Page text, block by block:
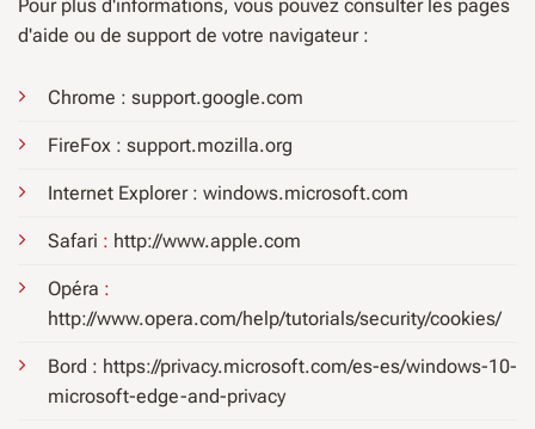
Pour plus d'informations, vous pouvez consulter les pages
d'aide ou de support de votre navigateur :
Chrome : support.google.com
FireFox : support.mozilla.org
Internet Explorer : windows.microsoft.com
Safari : http://www.apple.com
Opéra :
http://www.opera.com/help/tutorials/security/cookies/
Bord : https://privacy.microsoft.com/es-es/windows-10-
microsoft-edge-and-privacy